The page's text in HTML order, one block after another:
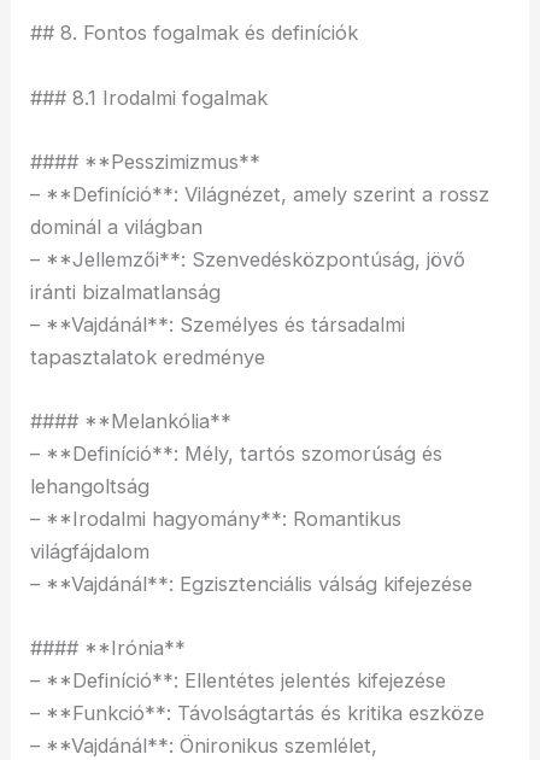
## 8. Fontos fogalmak és definíciók
### 8.1 Irodalmi fogalmak
#### **Pesszimizmus**
– **Definíció**: Világnézet, amely szerint a rossz
dominál a világban
– **Jellemzői**: Szenvedésközpontúság, jövő
iránti bizalmatlanság
– **Vajdánál**: Személyes és társadalmi
tapasztalatok eredménye
#### **Melankólia**
– **Definíció**: Mély, tartós szomorúság és
lehangoltság
– **Irodalmi hagyomány**: Romantikus
világfájdalom
– **Vajdánál**: Egzisztenciális válság kifejezése
#### **Irónia**
– **Definíció**: Ellentétes jelentés kifejezése
– **Funkció**: Távolságtartás és kritika eszköze
– **Vajdánál**: Önironikus szemlélet,